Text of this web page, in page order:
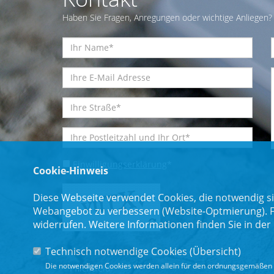
Haben Sie Fragen, Anregungen oder wichtige
Einwilligungserklärung
* Pflichtfeld
Cookie-Hinweis
Diese Webseite verwendet Cookies, die
Webangebot zu verbessern (Website-
widerrufen. Weitere Informationen finden Sie in der
Technisch notwendige Cookies (Übersicht)
Die notwendigen Cookies werden allein für den